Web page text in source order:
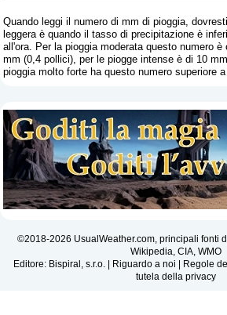
Quando leggi il numero di mm di pioggia,
leggera è quando il tasso di precipitazione è
all'ora. Per la pioggia moderata questo numero
mm (0,4 pollici), per le piogge intense è di 10
pioggia molto forte ha questo numero superiore a
©2018-2026 UsualWeather.com, principali fonti
Wikipedia, CIA, WMO
Editore: Bispiral, s.r.o. | Riguardo a noi | Regole
tutela della privacy